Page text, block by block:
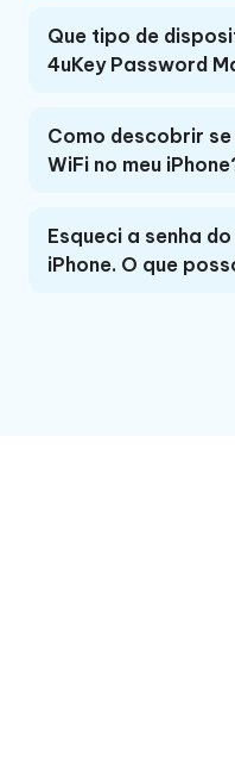
Que tipo de
4uKey Password
Como descobrir
WiFi no meu
Esqueci a senha
iPhone. O que